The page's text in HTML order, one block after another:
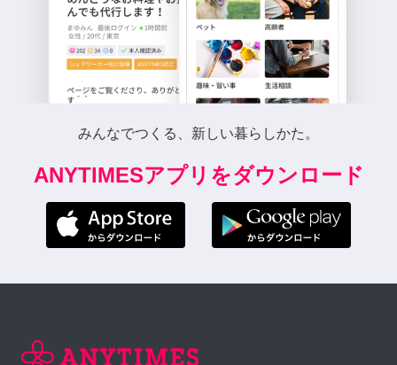
みんなでつくる、新しい暮らしかた。
ANYTIMESアプリをダウンロード